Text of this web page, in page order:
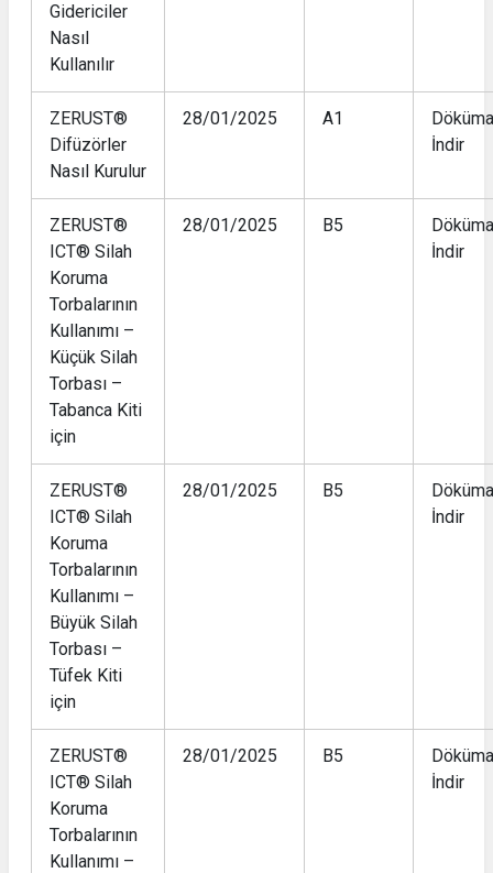
Gidericiler
Nasıl
Kullanılır
ZERUST®
Difüzörler
Nasıl Kurulur
28/01/2025 A1
İndir
ZERUST®
ICT® Silah
Koruma
Torbalarının
Kullanımı –
Küçük Silah
Torbası –
Tabanca Kiti
için
28/01/2025 B5
İndir
ZERUST®
ICT® Silah
Koruma
Torbalarının
Kullanımı –
Büyük Silah
Torbası –
Tüfek Kiti
için
28/01/2025 B5
İndir
ZERUST®
ICT® Silah
Koruma
Torbalarının
Kullanımı –
28/01/2025 B5
İndir